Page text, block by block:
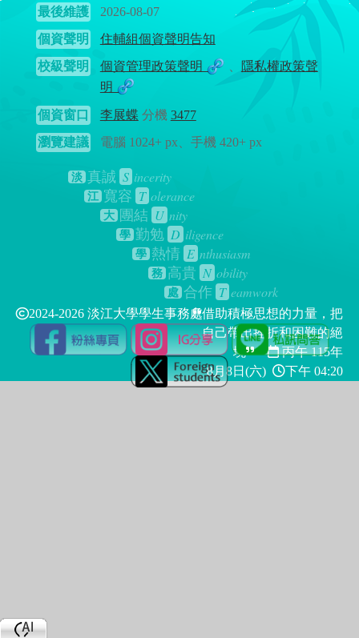
最後維護
2026-08-07
個資聲明
住輔組個資聲明告知
校級聲明
個資管理政策聲明 、
隱私權政策聲
明
個資窗口 李展蝶 分機 3477
瀏覽建議
電腦 1024+ px、手機 420+ px
淡 真誠 S incerity
江 寬容 T olerance
大 團結 U nity
學 勤勉 D iligence
學 熱情 E nthusiasm
務 高貴 N obility
處 合作 T eamwork
2024-2026 淡江大學學生事務處借助積極思想的力量，把
自己帶出挫折和困難的絕
境
丙午 115年
8月8日(六)
下午 04:20